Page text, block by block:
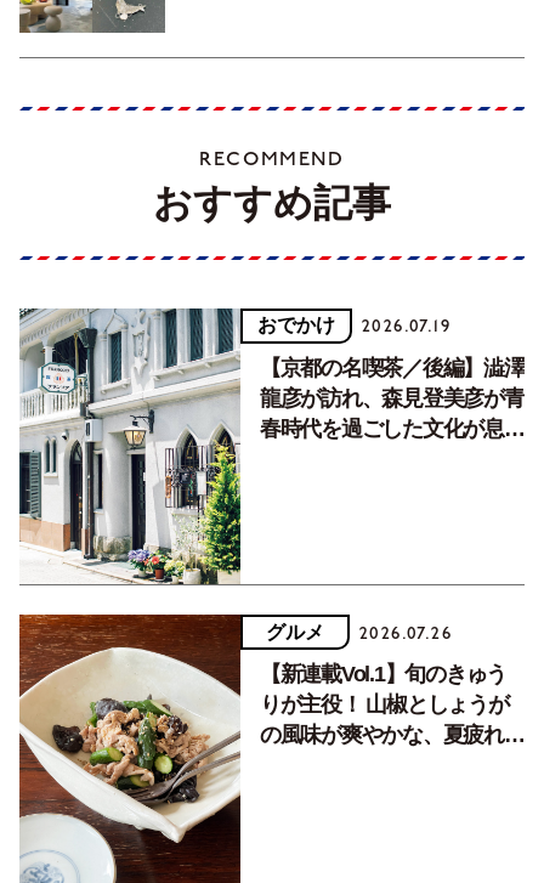
RECOMMEND
おすすめ記事
おでかけ 2026.07.19
【京都の名喫茶／後編】澁澤
龍彦が訪れ、森見登美彦が青
春時代を過ごした文化が息づ
グルメ 2026.07.26
【新連載Vol.1】旬のきゅう
りが主役！ 山椒としょうが
の風味が爽やかな、夏疲れを